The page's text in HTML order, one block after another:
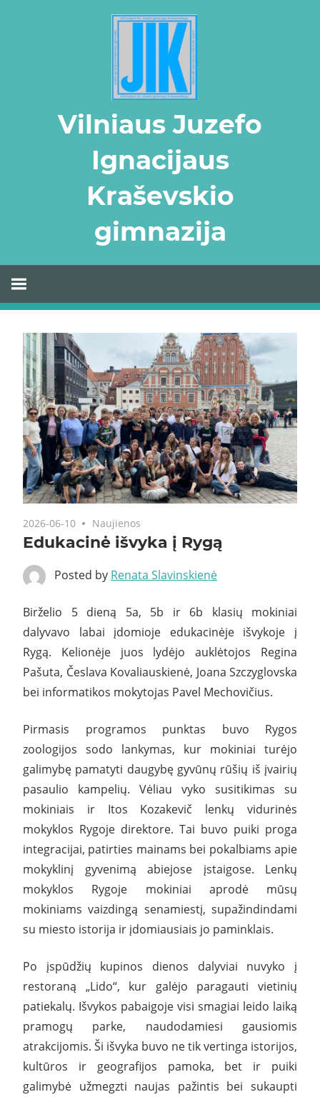
Vilniaus Juzefo
Ignacijaus
Kraševskio
gimnazija
2026-06-10 Naujienos
Edukacinė išvyka į Rygą
Posted by Renata Slavinskienė
Birželio 5 dieną 5a, 5b ir 6b klasių mokiniai
dalyvavo labai įdomioje edukacinėje išvykoje į
Rygą. Kelionėje juos lydėjo auklėtojos Regina
Pašuta, Česlava Kovaliauskienė, Joana Szczyglovska
bei informatikos mokytojas Pavel Mechovičius.
Pirmasis programos punktas buvo Rygos
zoologijos sodo lankymas, kur mokiniai turėjo
galimybę pamatyti daugybę gyvūnų rūšių iš įvairių
pasaulio kampelių. Vėliau vyko susitikimas su
mokiniais ir Itos Kozakevič lenkų vidurinės
mokyklos Rygoje direktore. Tai buvo puiki proga
integracijai, patirties mainams bei pokalbiams apie
mokyklinį gyvenimą abiejose įstaigose. Lenkų
mokyklos Rygoje mokiniai aprodė mūsų
mokiniams vaizdingą senamiestį, supažindindami
su miesto istorija ir įdomiausiais jo paminklais.
Po įspūdžių kupinos dienos dalyviai nuvyko į
restoraną „Lido“, kur galėjo paragauti vietinių
patiekalų. Išvykos pabaigoje visi smagiai leido laiką
pramogų parke, naudodamiesi gausiomis
atrakcijomis. Ši išvyka buvo ne tik vertinga istorijos,
kultūros ir geografijos pamoka, bet ir puiki
galimybė užmegzti naujas pažintis bei sukaupti